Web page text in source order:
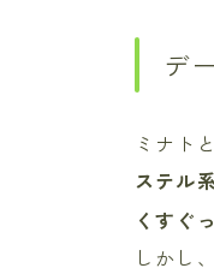
デ
ミナト
ステル
くすぐ
しかし